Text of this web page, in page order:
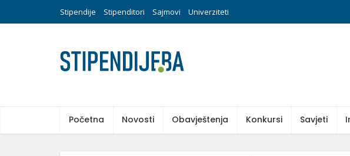
Stipendije Stipenditori Sajmovi Univerziteti
Početna Novosti Obavještenja Konkursi Savjeti